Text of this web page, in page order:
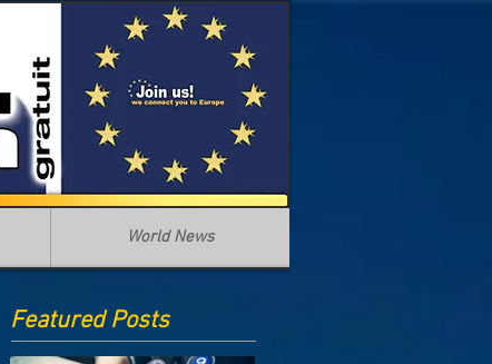
World News
Featured Posts